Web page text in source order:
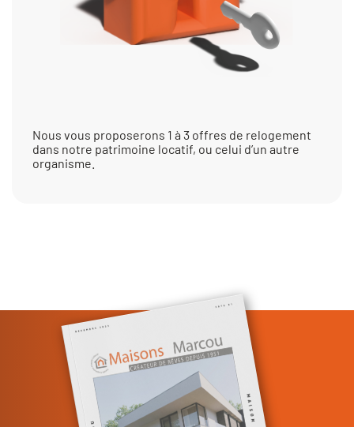
Nous vous proposerons 1 à 3 offres de relogement
dans notre patrimoine locatif, ou celui d’un autre
organisme.